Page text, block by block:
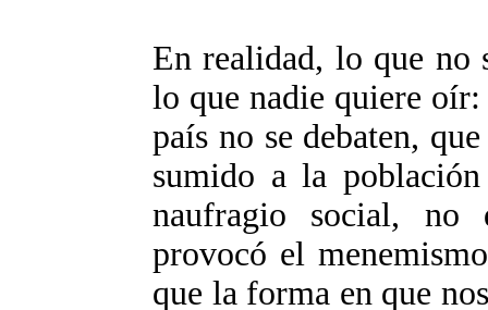
En realidad, lo que no
lo que nadie quiere oír:
país no se debaten,
sumido a la
naufragio social, no
provocó el
que la forma en que